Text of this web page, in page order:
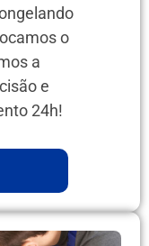
o
a
e
24h!